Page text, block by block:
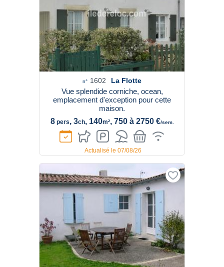
n° 1602 La Flotte
Vue splendide corniche, ocean,
emplacement d'exception pour cette
maison.
8pers, 3ch, 140m², 750 à 2750 €/sem.
Actualisé le 07/08/26